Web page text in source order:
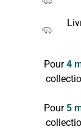
Pour4
Pour 5